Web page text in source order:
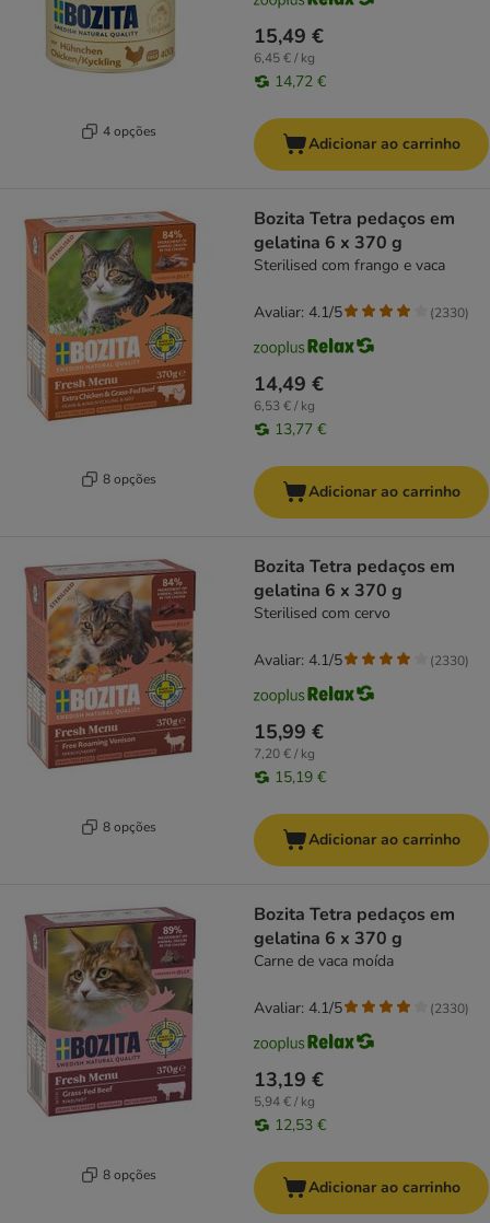
4 opções
15,49 €
6,45 € / kg
14,72 €
Adicionar ao carrinho
8 opções
Bozita Tetra pedaços em
gelatina 6 x 370 g
Sterilised com frango e vaca
14,49 €
6,53 € / kg
13,77 €
Avaliar: 4.1/5 (2330)
Adicionar ao carrinho
8 opções
Bozita Tetra pedaços em
gelatina 6 x 370 g
Sterilised com cervo
15,99 €
7,20 € / kg
15,19 €
Avaliar: 4.1/5 (2330)
Adicionar ao carrinho
8 opções
Bozita Tetra pedaços em
gelatina 6 x 370 g
Carne de vaca moída
13,19 €
5,94 € / kg
12,53 €
Avaliar: 4.1/5 (2330)
Adicionar ao carrinho